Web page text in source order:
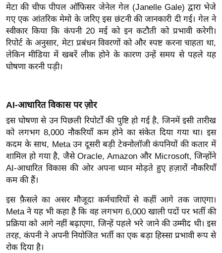
ल
बे
मि
सा
ल
य
त
यं
ग
इं
डि
सा
हि
त्य
ज
मेटा की चीफ पीपल ऑफिसर जेनेल गेल (Janelle Gale) द्वारा भेजे
गए एक आंतरिक मेमो के जरिए इस छंटनी की जानकारी दी गई। गेल ने
स्वीकार किया कि कंपनी 20 मई को इन कटौती को प्रभावी करेगी।
रिपोर्ट के अनुसार, मेटा प्रबंधन विवरणों को और स्पष्ट करना चाहता था,
लेकिन मीडिया में खबरें लीक होने के कारण उन्हें समय से पहले यह
घोषणा करनी पड़ी।
AI-आधारित विकास पर ज़ोर
इस घोषणा से उन पिछली रिपोर्टों की पुष्टि हो गई है, जिनमें इसी तारीख
को लगभग 8,000 नौकरियाँ कम होने का संकेत दिया गया था। इस
कदम के साथ, Meta उन दूसरी बड़ी टेक्नोलॉजी कंपनियों की कतार में
शामिल हो गया है, जैसे Oracle, Amazon और Microsoft, जिन्होंने
AI-आधारित विकास की ओर अपना ध्यान मोड़ते हुए हज़ारों नौकरियाँ
कम की हैं।
इस फ़ैसले का असर मौजूदा कर्मचारियों से कहीं आगे तक जाएगा।
Meta ने यह भी कहा है कि वह लगभग 6,000 खाली पदों पर भर्ती की
प्रक्रिया को आगे नहीं बढ़ाएगा, जिन्हें पहले भरे जाने की उम्मीद थी। इस
तरह, कंपनी ने अपनी नियोजित भर्ती का एक बड़ा हिस्सा प्रभावी रूप से
रोक दिया है।